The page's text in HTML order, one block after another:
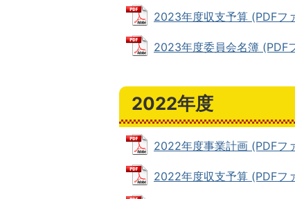
2023年度収支予算 (PDFフ
2023年度委員会名簿 (PDF
2022年度
2022年度事業計画 (PDFフ
2022年度収支予算 (PDFフ